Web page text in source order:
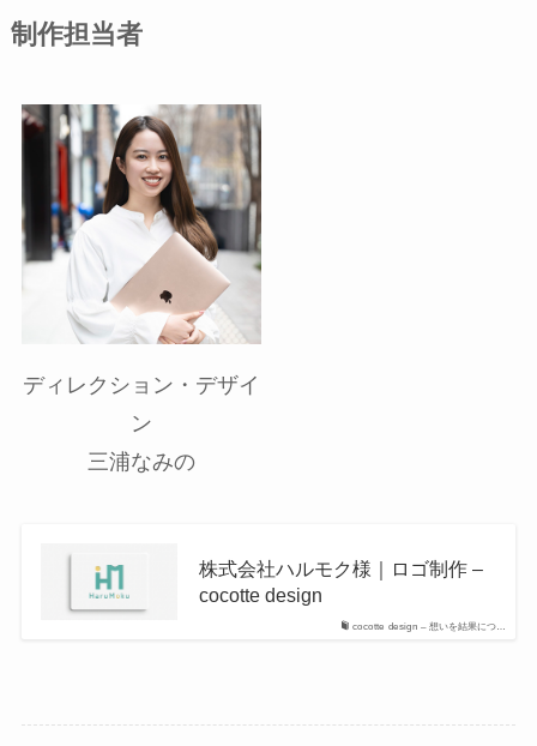
制作担当者
ディレクション・デザイ
ン
三浦なみの
cocotte design – 想いを結果につ…
株式会社ハルモク様｜ロゴ制作 –
cocotte design